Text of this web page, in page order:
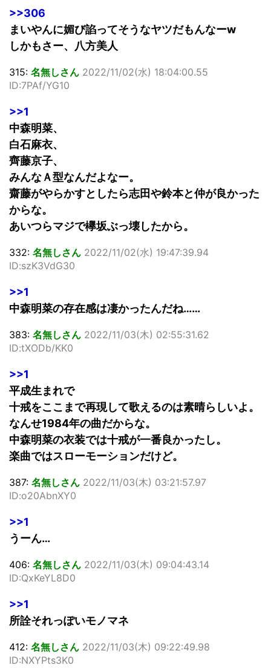
>>306
まいやんに媚び諂ってそうなヤツだもんなーw
しかもさー、八方美人
315: 名無しさん 2022/11/02(水) 18:04:00.55
ID:7PAf/YG10
>>1
中森明菜、
白石麻衣、
齊藤京子、
みんなＡ型なんだよなー。
齋藤がやらかすとしたら志田や鈴本と仲が良かった
からな。
あいつらマジで欅坂ぶっ壊したから。
332: 名無しさん 2022/11/02(水) 19:47:39.94
ID:szK3VdG30
>>1
中森明菜の存在感は凄かったんだね……
383: 名無しさん 2022/11/03(木) 02:55:31.62
ID:tXODb/KK0
>>1
平成生まれで
十戒をここまで再現して歌えるのは素晴らしいよ。
なんせ1984年の曲だからな。
中森明菜の衣装では十戒が一番良かったし。
楽曲ではスローモーションだけど。
387: 名無しさん 2022/11/03(木) 03:21:57.97
ID:o20AbnXY0
>>1
うーん…
406: 名無しさん 2022/11/03(木) 09:04:43.14
ID:QxKeYL8D0
>>1
所詮それっぽいモノマネ
412: 名無しさん 2022/11/03(木) 09:22:49.98
ID:NXYPts3K0